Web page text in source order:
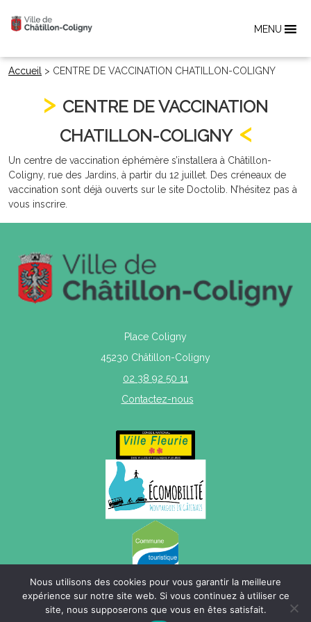
MENU
Accueil > CENTRE DE VACCINATION CHATILLON-COLIGNY
CENTRE DE VACCINATION
CHATILLON-COLIGNY
Un centre de vaccination éphémère s’installera à Châtillon-
Coligny, rue des Jardins, à partir du 12 juillet. Des créneaux de
vaccination sont déjà ouverts sur le site Doctolib. N’hésitez pas à
vous inscrire.
Place Coligny
45230 Châtillon-Coligny
02 38 92 50 11
Contactez-nous
Mentions légales | Politique de confidentialité
Nous utilisons des cookies pour vous garantir la meilleure
expérience sur notre site web. Si vous continuez à utiliser ce
site, nous supposerons que vous en êtes satisfait.